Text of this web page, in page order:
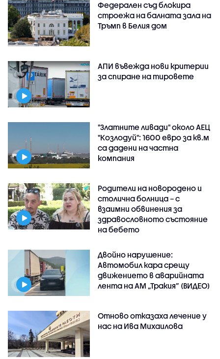
Федерален съд блокира
строежа на балната зала на
Тръмп в Белия дом
АПИ въвежда нови критерии
за спиране на тировете
"Златните ливади" около АЕЦ
"Козлодуй": 1600 евро за кв.м
са дадени на частна
компания
Родители на новородено и
столична болница – с
взаимни обвинения за
здравословното състояние
на бебето
Двойно нарушение:
Автомобил кара срещу
движението в аварийната
лента на АМ „Тракия” (ВИДЕО)
Отново отказаха лечение у
нас на Ива Михаилова